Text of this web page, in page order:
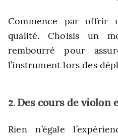
Commence par
qualité. Choisis un
rembourré pour
l’instrument lors des
2. Des cours de violon
Rien n’égale